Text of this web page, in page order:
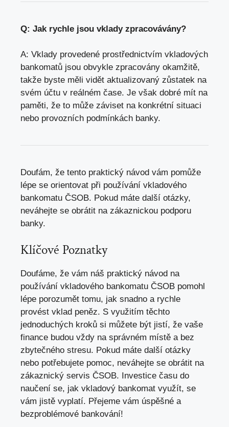
Q: Jak rychle jsou vklady zpracovávány?
A: Vklady provedené prostřednictvím vkladových
bankomatů jsou obvykle zpracovány okamžitě,
takže byste měli vidět aktualizovaný zůstatek na
svém účtu v reálném čase. Je však dobré mít na
paměti, že to může záviset na konkrétní situaci
nebo provozních podmínkách banky.
Doufám, že tento praktický návod vám pomůže
lépe se orientovat při používání vkladového
bankomatu ČSOB. Pokud máte další otázky,
neváhejte se obrátit na zákaznickou podporu
banky.
Klíčové Poznatky
Doufáme, že vám náš praktický návod na
používání vkladového bankomatu ČSOB pomohl
lépe porozumět tomu, jak snadno a rychle
provést vklad peněz. S využitím těchto
jednoduchých kroků si můžete být jistí, že vaše
finance budou vždy na správném místě a bez
zbytečného stresu. Pokud máte další otázky
nebo potřebujete pomoc, neváhejte se obrátit na
zákaznický servis ČSOB. Investice času do
naučení se, jak vkladový bankomat využít, se
vám jistě vyplatí. Přejeme vám úspěšné a
bezproblémové bankování!